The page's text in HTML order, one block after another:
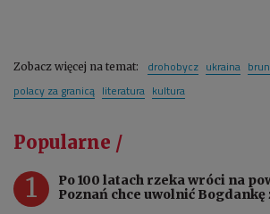
Zobacz więcej na temat: drohobycz ukraina
polacy za granicą literatura kultura
Popularne /
1
Po 100 latach rzeka wróci na
Poznań chce uwolnić Bogdankę